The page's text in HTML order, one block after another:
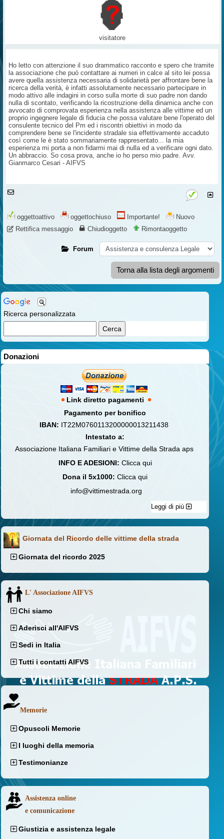
Ricerca personalizzata
Donazioni
Link diretto pagamenti
Pagamento per bonifico
IBAN: IT22M0760113200000013211438
Intestato a:
Associazione Italiana Familiari e Vittime della Strada aps
INFO E ADESIONI: Clicca qui
Dona il 5x1000: Clicca qui
info@vittimestrada.org
Leggi di più
Giornata del Ricordo delle vittime della strada
Giornata del ricordo 2025
L' Associazione AIFVS
Chi siamo
Aderisci all'AIFVS
Sedi in Italia
Tutti i contatti AIFVS
Memorie
Opuscoli Memorie
I luoghi della memoria
Testimonianze
Assistenza online
e comunicazione
Giustizia e assistenza legale
visitatore
Ho letto con attenzione il suo drammatico racconto e spero che tramite
la associazione che può contattare ai numeri in calce al sito lei possa
avere quella assistenza necessaria di solidarietà per affrontare bene la
ricerca della verità, è infatti assolutamente necessario partecipare in
modo attivo alle indagini in corso sulla morte di suo padre non dando
nulla di scontato, verificando la ricostruzione della dinamica anche con
avvocato di comprovata esperienza nella assistenza alle vittime ed un
proprio ingegnere legale di fiducia che possa valutare bene l'operato del
consulente tecnico del Pm ed i riscontri obiettivi in modo da
comprendere bene se l'incidente stradale sia effettivamente accaduto
così come le è stato sommariamente rappresentato... la mia
esperienza mi porta a non fidarmi mai di nulla ed a verificare ogni dato.
Un abbraccio. So cosa prova, anche io ho perso mio padre. Avv.
Gianmarco Cesari - AIFVS
oggettoattivo oggettochiuso Importante!
Nuovo
Rettifica messaggio
Chiudioggetto Rimontaoggetto
Forum
Torna alla lista degli argomenti